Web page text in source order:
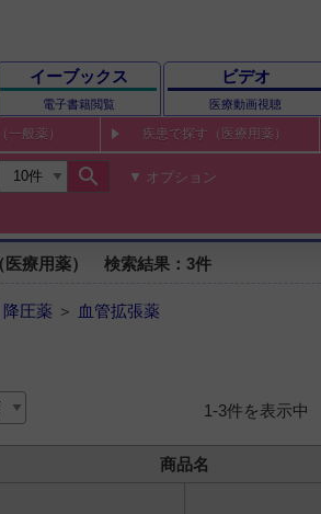
イーブックス
電子書籍閲覧
ビデオ
医療動画視聴
一般薬） 疾患で探す（医療用薬）
search オプション
医療用薬） 検索結果：3件
降圧薬 ＞ 血管拡張薬
1-3件を表示中
商品名